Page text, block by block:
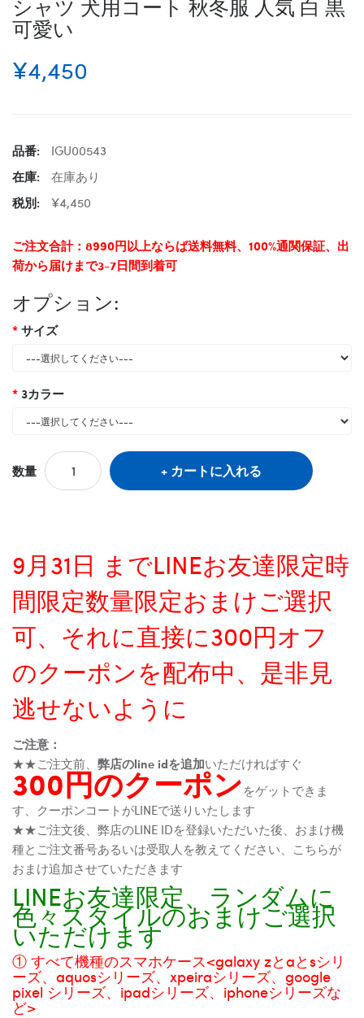
シャツ 犬用コート 秋冬服 人気 白 黒
可愛い
¥4,450
品番:
IGU00543
在庫:
在庫あり
税別:
¥4,450
ご注文合計：8990円以上ならば送料無料、100%通関保証、出
荷から届けまで3-7日間到着可
オプション:
サイズ
3カラー
数量 カートに入れる
9月31日 までLINEお友達限定時
間限定数量限定おまけご選択
可、それに直接に300円オフ
のクーポンを配布中、是非見
逃せないように
ご注意：
★★ご注文前、 弊店のline idを追加いただければすぐ
300円のクーポンをゲットできま
す、クーポンコートがLINEで送りいたします
★★ご注文後、弊店のLINE IDを登録いただいた後、おまけ機
種とご注文番号あるいは受取人を教えてください、こちらが
おまけ追加させていただきます
LINEお友達限定、ランダムに
色々スタイルのおまけご選択
いただけます
① すべて機種のスマホケース<galaxy zとaとsシリ
ーズ、aquosシリーズ、xpeiraシリーズ、google
pixel シリーズ、ipadシリーズ、iphoneシリーズな
ど>